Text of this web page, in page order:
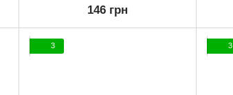
146 грн
3 3